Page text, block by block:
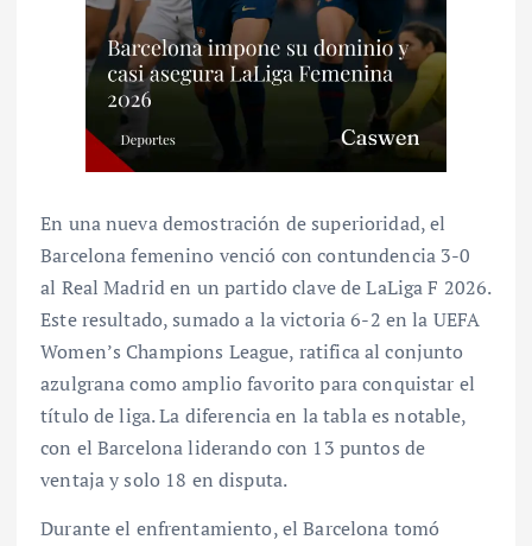
En una nueva demostración de superioridad, el
Barcelona femenino venció con contundencia 3-0
al Real Madrid en un partido clave de LaLiga F 2026.
Este resultado, sumado a la victoria 6-2 en la UEFA
Women’s Champions League, ratifica al conjunto
azulgrana como amplio favorito para conquistar el
título de liga. La diferencia en la tabla es notable,
con el Barcelona liderando con 13 puntos de
ventaja y solo 18 en disputa.
Durante el enfrentamiento, el Barcelona tomó